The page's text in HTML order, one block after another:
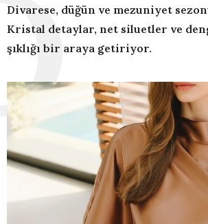
Divarese, düğün ve mezuniyet
Kristal detaylar, net siluetler ve
şıklığı bir araya getiriyor.